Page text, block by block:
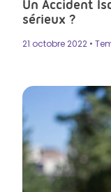
Un Accident
sérieux ?
21 octobre 2022 •